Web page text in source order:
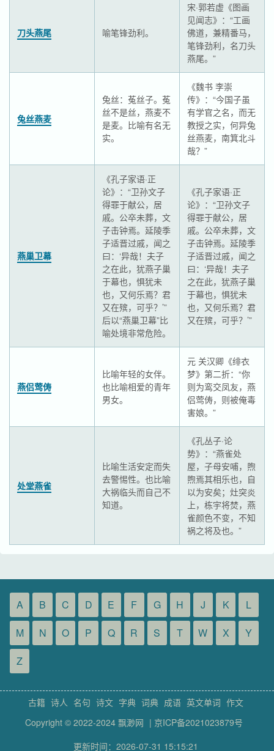
刀头燕尾 喻笔锋劲利。
宋·郭若虚《图画
见闻志》：“工画
佛道，兼精番马，
笔锋劲利，名刀头
燕尾。”
兔丝燕麦
兔丝：菟丝子。菟
丝不是丝，燕麦不
是麦。比喻有名无
实。
《魏书 李崇
传》：“今国子虽
有学官之名，而无
教授之实，何异兔
丝燕麦，南箕北斗
哉？”
燕巢卫幕
《孔子家语·正
论》：“卫孙文子
得罪于献公，居
戚。公卒未葬，文
子击钟焉。延陵季
子适晋过戚，闻之
曰：‘异哉！夫子
之在此，犹燕子巢
于幕也，惧犹未
也，又何乐焉？君
又在殡，可乎？’”
后以“燕巢卫幕”比
喻处境非常危险。
《孔子家语·正
论》：“卫孙文子
得罪于献公，居
戚。公卒未葬，文
子击钟焉。延陵季
子适晋过戚，闻之
曰：‘异哉！夫子
之在此，犹燕子巢
于幕也，惧犹未
也，又何乐焉？君
又在殡，可乎？’”
燕侣莺俦
比喻年轻的女伴。
也比喻相爱的青年
男女。
元 关汉卿《绯衣
梦》第二折：“你
则为鸾交凤友，燕
侣莺俦，则被俺毒
害娘。”
处堂燕雀
比喻生活安定而失
去警惕性。也比喻
大祸临头而自己不
知道。
《孔丛子·论
势》：“燕雀处
屋，子母安哺，煦
煦焉其相乐也，自
以为安矣；灶突炎
上，栋宇将焚，燕
雀颜色不变，不知
祸之将及也。”
A B C D E F G H J K
L
M
N O P Q R S T W X
Y
Z
古籍 诗人 名句 诗文 字典 词典 成语 英文单词 作文
Copyright © 2022-2024 飘渺网 | 京ICP备2021023879号
更新时间：2026-07-31 15:15:21